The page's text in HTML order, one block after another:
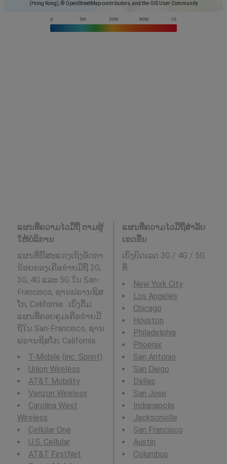
(Hong Kong), © OpenStreetMap contributors, and the GIS User Community
ແຜນທີ່ຄວາມໄວມືຖື ຕາມຜູ້
ໃຫ້ບໍລິການ
ແຜນທີ່ນີ້ສະແດງເຖິງອັດຕາ
ນ້ອຍຂອງເຄືອຂ່າຍມືຖື 2G,
3G, 4G ແລະ 5G ໃນ San-
Francisco, ຊານຟຣານຊິສ
ໂກ, California . ເບິ່ງຕື່ມ:
ແຜນທີ່ຄອບຄຸມເຄືອຂ່າຍມື
ຖືໃນ San-Francisco, ຊານ
ຟຣານຊິສໂກ, California .
T-Mobile (inc. Sprint)
Union Wireless
AT&T Mobility
Verizon Wireless
Carolina West
Wireless
Cellular One
U.S. Cellular
AT&T FirstNet
ແຜນທີ່ຄວາມໄວມືຖືສໍາລັບ
ເຂດອື່ນ
ເບິ່ງບິດເລດ 3G / 4G / 5G
ທີ່ :
New York City
Los Angeles
Chicago
Houston
Philadelphia
Phoenix
San Antonio
San Diego
Dallas
San Jose
Indianapolis
Jacksonville
San Francisco
Austin
Columbus